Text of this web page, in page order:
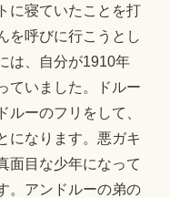
に寝ていたことを打
を呼びに行こうとし
は、自分が1910年
ていました。ドルー
ーのフリをして、
になります。悪ガキ
面目な少年になって
。アンドルーの弟の